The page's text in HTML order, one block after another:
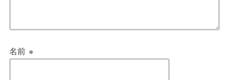
名前※